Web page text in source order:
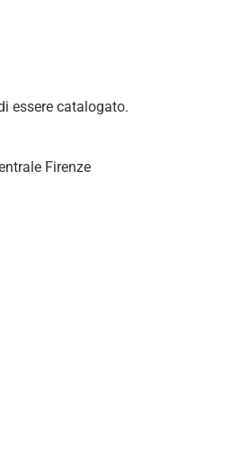
essere catalogato.
Firenze